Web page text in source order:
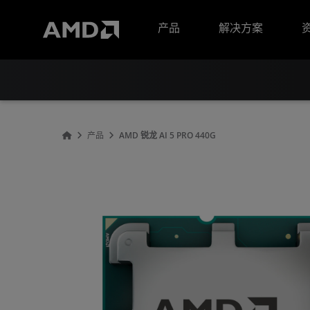
产品
解决方案
产品 AMD 锐龙 AI 5 PRO 440G